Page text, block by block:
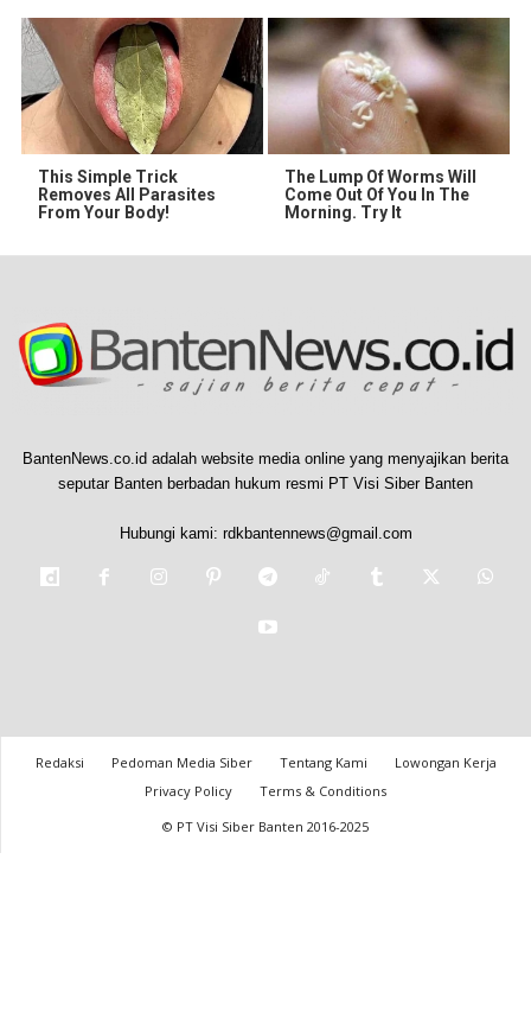
This Simple Trick
Removes All Parasites
From Your Body!
The Lump Of Worms Will
Come Out Of You In The
Morning. Try It
BantenNews.co.id adalah website media online yang menyajikan berita
seputar Banten berbadan hukum resmi PT Visi Siber Banten
Hubungi kami: rdkbantennews@gmail.com
Redaksi Pedoman Media Siber Tentang Kami
Lowongan Kerja
Privacy Policy
Terms & Conditions
© PT Visi Siber Banten 2016-2025